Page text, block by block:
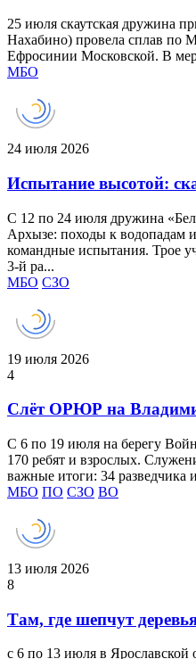
25 июля скаутская дружина
Нахабино) провела сплав по
Ефросинии Московской. В
МБО
24 июля 2026
Испытание высотой:
С 12 по 24 июля дружина
Архызе: походы к водопадам
командные испытания. Трое
3‑й ра...
МБО СЗО
19 июля 2026
4
Слёт ОРЮР на
С 6 по 19 июля на берегу
170 ребят и взрослых.
важные итоги: 34 разведчика
МБО ПО СЗО ВО
13 июля 2026
8
Там, где шепчут
с 6 по 13 июля в Ярославской